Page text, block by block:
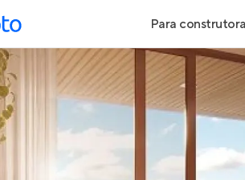
Para
Geração de
Geração de
Geração de